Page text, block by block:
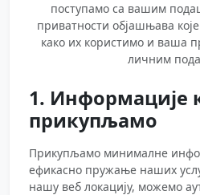
поступамо са вашим
приватности објашњава
како их користимо и ваша
личним
1. Информације
прикупљамо
Прикупљамо минималне
ефикасно пружање наших
нашу веб локацију, можемо